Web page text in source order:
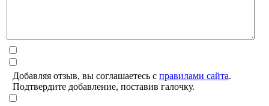
Добавляя отзыв, вы соглашаетесь с правилами сайта.
Подтвердите добавление, поставив галочку.